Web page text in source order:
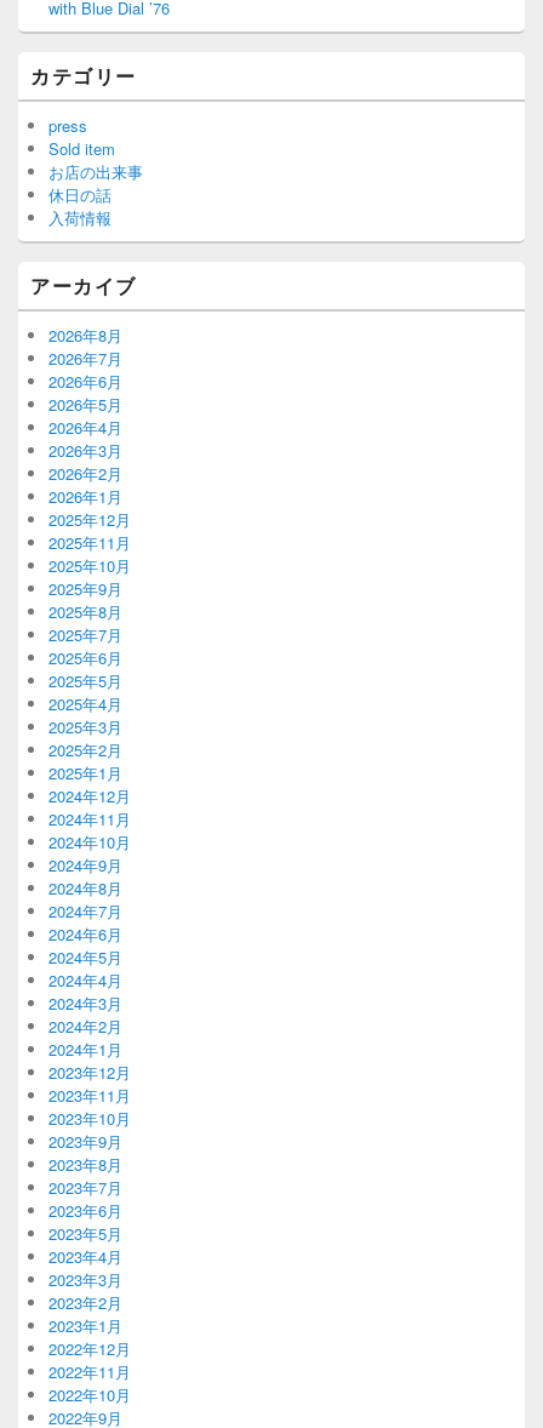
with Blue Dial ’76
カテゴリー
press
Sold item
お店の出来事
休日の話
入荷情報
アーカイブ
2026年8月
2026年7月
2026年6月
2026年5月
2026年4月
2026年3月
2026年2月
2026年1月
2025年12月
2025年11月
2025年10月
2025年9月
2025年8月
2025年7月
2025年6月
2025年5月
2025年4月
2025年3月
2025年2月
2025年1月
2024年12月
2024年11月
2024年10月
2024年9月
2024年8月
2024年7月
2024年6月
2024年5月
2024年4月
2024年3月
2024年2月
2024年1月
2023年12月
2023年11月
2023年10月
2023年9月
2023年8月
2023年7月
2023年6月
2023年5月
2023年4月
2023年3月
2023年2月
2023年1月
2022年12月
2022年11月
2022年10月
2022年9月